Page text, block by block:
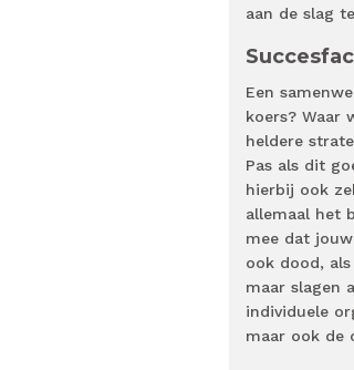
aan de slag
Een
koers? Waar
heldere
Pas als dit
hierbij ook
allemaal het
mee dat
ook dood,
maar slagen
individuele
maar ook de